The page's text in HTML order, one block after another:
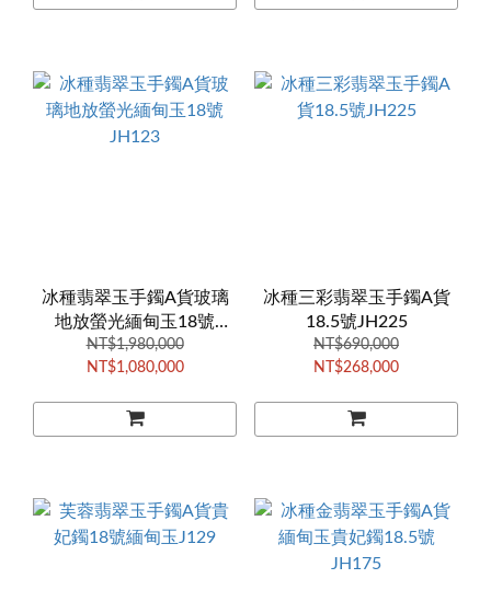
冰種翡翠玉手鐲A貨玻璃
地放螢光緬甸玉18號
JH123
NT$1,980,000
NT$1,080,000
冰種三彩翡翠玉手鐲A貨
18.5號JH225
NT$690,000
NT$268,000